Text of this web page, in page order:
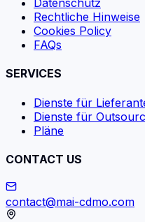
Datenschutz
Rechtliche Hinweise
Cookies Policy
FAQs
SERVICES
Dienste für
Dienste für
Pläne
CONTACT US
contact@mai-cdmo.com